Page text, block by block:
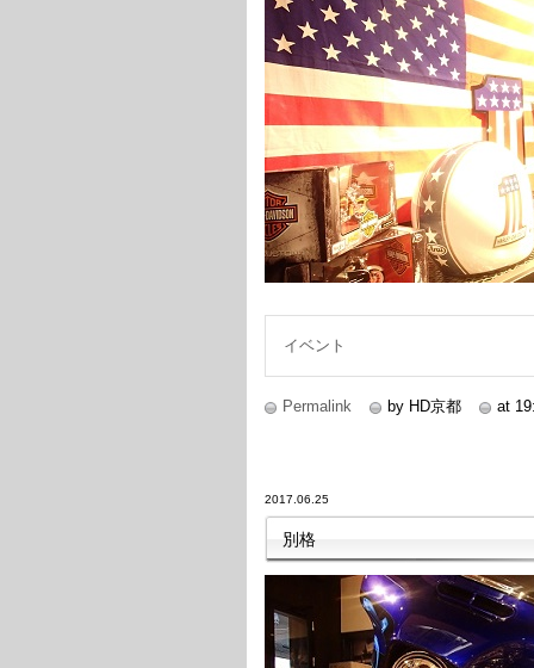
イベント
Permalink by HD京都 at
2017.06.25
別格